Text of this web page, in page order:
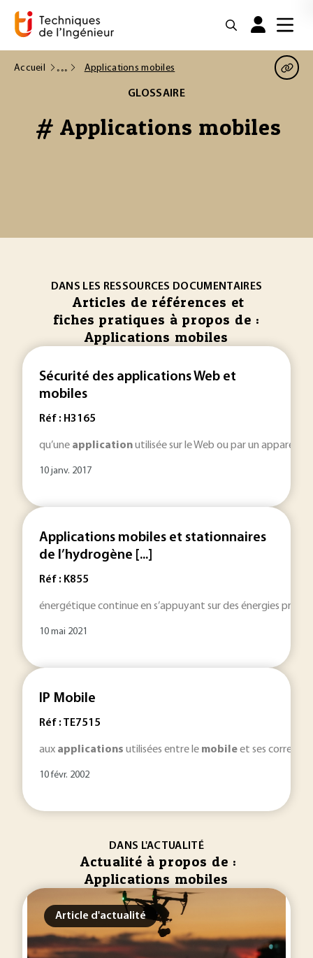
Accueil Applications mobiles
GLOSSAIRE
# Applications mobiles
DANS LES RESSOURCES DOCUMENTAIRES
Articles de références et
fiches pratiques à propos de :
Applications mobiles
Sécurité des applications Web et
mobiles
Réf : H3165
qu’une applicationutilisée sur le Web ou par un appareil
10 janv. 2017
Applications mobiles et stationnaires
de l’hydrogène [...]
Réf : K855
énergétique continue en s’appuyant sur des énergies
10 mai 2021
IP Mobile
Réf : TE7515
aux applications utilisées entre le mobileet ses
10 févr. 2002
DANS L'ACTUALITÉ
Actualité à propos de :
Applications mobiles
Article d'actualité